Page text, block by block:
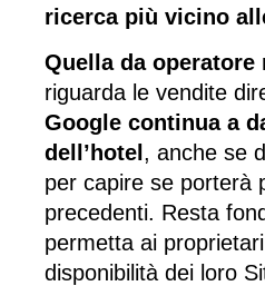
ricerca più vicino
Quella da
riguarda le vendite
Google continua a
dell’hotel , anche se
per capire se porterà
precedenti. Resta
permetta ai
disponibilità dei loro